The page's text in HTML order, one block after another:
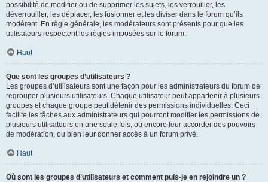
possibilité de modifier ou de supprimer les sujets, les verrouiller, les
déverrouiller, les déplacer, les fusionner et les diviser dans le forum qu’ils
modèrent. En règle générale, les modérateurs sont présents pour que les
utilisateurs respectent les règles imposées sur le forum.
Haut
Que sont les groupes d’utilisateurs ?
Les groupes d’utilisateurs sont une façon pour les administrateurs du forum de
regrouper plusieurs utilisateurs. Chaque utilisateur peut appartenir à plusieurs
groupes et chaque groupe peut détenir des permissions individuelles. Ceci
facilite les tâches aux administrateurs qui pourront modifier les permissions de
plusieurs utilisateurs en une seule fois, ou encore leur accorder des pouvoirs
de modération, ou bien leur donner accès à un forum privé.
Haut
Où sont les groupes d’utilisateurs et comment puis-je en rejoindre un ?